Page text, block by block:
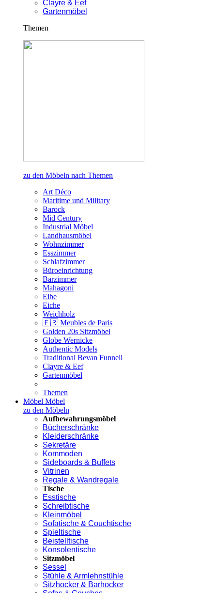
Clayre & Eef
Gartenmöbel
Themen
zu den Möbeln nach Themen
Art Déco
Maritime und Military
Barock
Mid Century
Industrial Möbel
Landhausmöbel
Wohnzimmer
Esszimmer
Schlafzimmer
Büroeinrichtung
Barzimmer
Mahagoni
Eibe
Eiche
Weichholz
🇫🇷 Meubles de Paris
Golden 20s Sitzmöbel
Globe Wernicke
Authentic Models
Traditional Bevan Funnell
Clayre & Eef
Gartenmöbel
Themen
Möbel Möbel
zu den Möbeln
Aufbewahrungsmöbel
Bücherschränke
Kleiderschränke
Sekretäre
Kommoden
Sideboards & Buffets
Vitrinen
Regale & Wandregale
Tische
Esstische
Schreibtische
Kleinmöbel
Sofatische & Couchtische
Spieltische
Beistelltische
Konsolentische
Sitzmöbel
Sessel
Stühle & Armlehnstühle
Sitzhocker & Barhocker